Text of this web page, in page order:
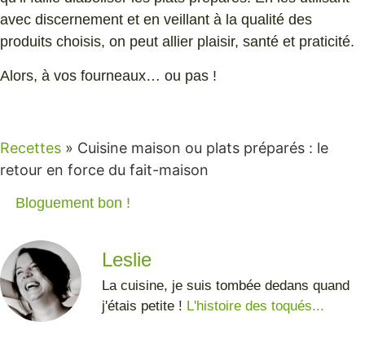
avec discernement et en veillant à la qualité des
produits choisis, on peut allier plaisir, santé et praticité.
Alors, à vos fourneaux… ou pas !
Recettes » Cuisine maison ou plats préparés : le
retour en force du fait-maison
Bloguement bon !
Leslie
La cuisine, je suis tombée dedans quand
j'étais petite ! L'histoire des toqués...